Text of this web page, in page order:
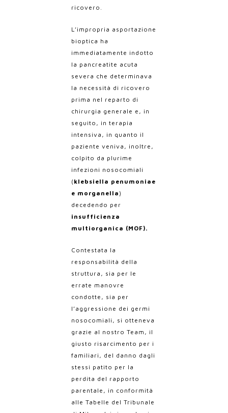
ricovero.
L’impropria asportazione
bioptica ha
immediatamente indotto
la pancreatite acuta
severa che determinava
la necessità di ricovero
prima nel reparto di
chirurgia generale e, in
seguito, in terapia
intensiva, in quanto il
paziente veniva, inoltre,
colpito da plurime
infezioni nosocomiali
( klebsiella penumoniae
e morganella )
decedendo per
insufficienza
multiorganica (MOF).
Contestata la
responsabilità della
struttura, sia per le
errate manovre
condotte, sia per
l’aggressione dei germi
nosocomiali, si otteneva
grazie al nostro Team, il
giusto risarcimento per i
familiari, del danno dagli
stessi patito per la
perdita del rapporto
parentale, in conformità
alle Tabelle del Tribunale